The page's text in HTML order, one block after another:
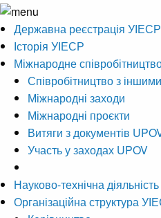
Державна реєстрація УІЕСР
Історія УІЕСР
Міжнародне
Співробітництво з
Міжнародні заходи
Міжнародні проєкти
Витяги з документів
Участь у заходах UPOV
Науково-технічна діяльність
Організаційна структура